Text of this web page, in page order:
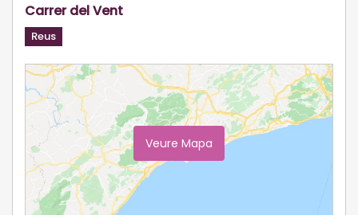
Carrer del Vent
Reus
Veure Mapa